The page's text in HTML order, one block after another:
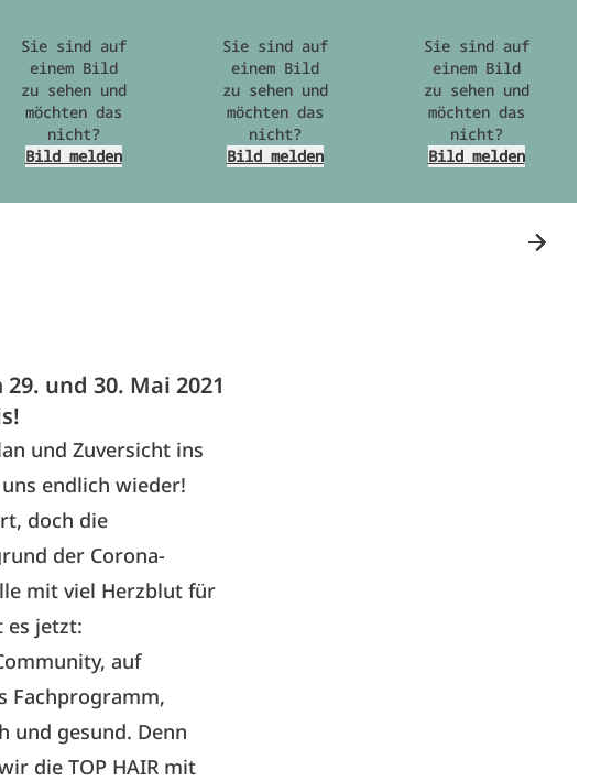
Sie sind auf
einem Bild
zu sehen und
möchten das
nicht?
Bild melden
Sie sind auf
einem Bild
zu sehen und
möchten das
nicht?
Bild melden
Sie sind auf
einem Bild
zu sehen und
möchten das
nicht?
Bild melden
und 30. Mai 2021
und Zuversicht ins
endlich wieder!
doch die
der Corona-
mit viel Herzblut für
es jetzt:
auf
Fachprogramm,
und gesund. Denn
die TOP HAIR mit